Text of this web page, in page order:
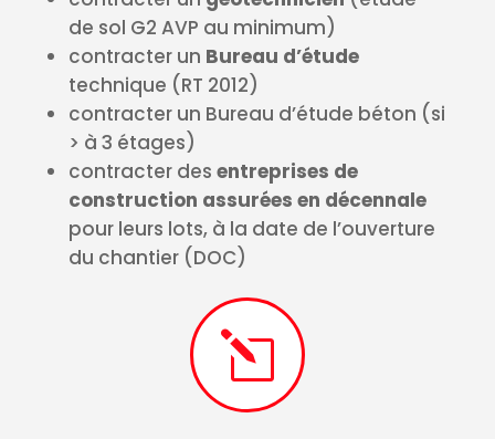
de sol G2 AVP au minimum)
contracter un Bureau d’étude
technique (RT 2012)
contracter un Bureau d’étude béton (si
> à 3 étages)
contracter des entreprises de
construction assurées en décennale
pour leurs lots, à la date de l’ouverture
du chantier (DOC)
l